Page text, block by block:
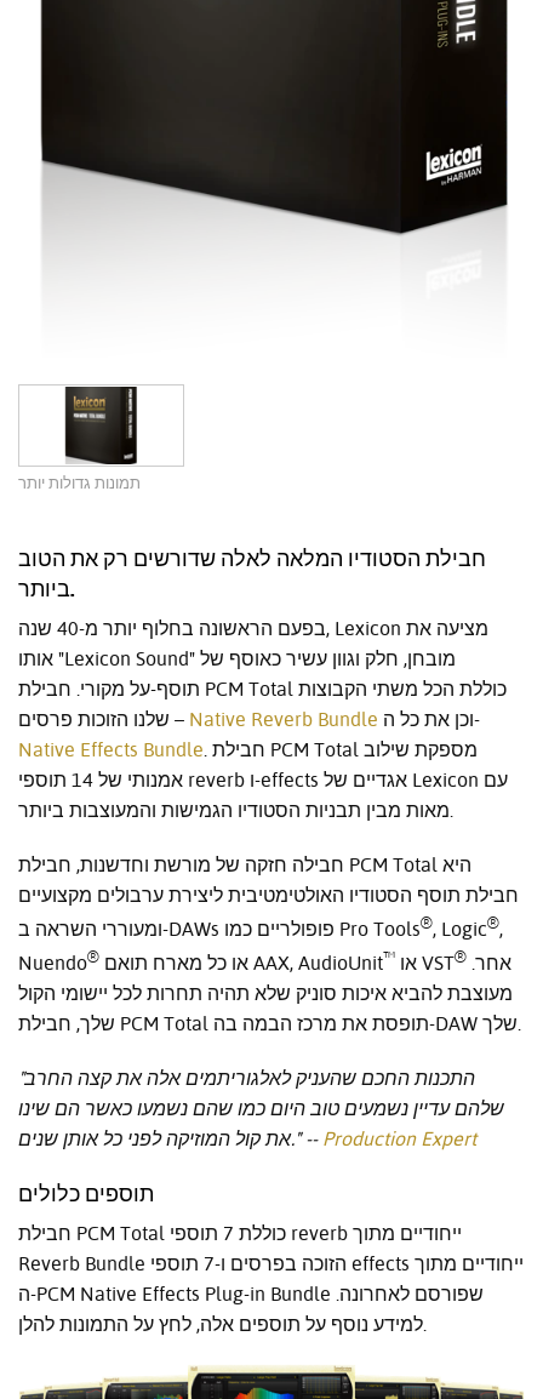
תמונות גדולות יותר
חבילת הסטודיו המלאה לאלה שדורשים רק את הטוב
ביותר.
בפעם הראשונה בחלוף יותר מ-40 שנה, Lexicon מציעה את
אותו "Lexicon Sound" מובחן, חלק וגוון עשיר כאוסף של
תוסף-על מקורי. חבילת PCM Total כוללת הכל משתי הקבוצות
שלנו הזוכות פרסים – Native Reverb Bundle
וכן את כל ה-
Native Effects Bundle
אמנותי של 14 תוספי reverb ו-effects אגדיים של Lexicon עם
חבילה חזקה של מורשת וחדשנות, חבילת PCM Total היא
חבילת תוסף הסטודיו האולטימטיבית ליצירת ערבולים מקצועיים
ומעוררי השראה ב-DAWs פופולריים כמו Pro Tools®, Logic®,
Nuendo® או כל מארח תואם AAX, AudioUnit™ או VST®
מעוצבת להביא איכות סוניק שלא תהיה תחרות לכל יישומי הקול
שלך, חבילת PCM Total תופסת את מרכז הבמה בה-DAW שלך.
"התכנות החכם שהעניק לאלגוריתמים אלה את קצה החרב
שלהם עדיין נשמעים טוב היום כמו שהם נשמעו כאשר הם שינו
את קול המוזיקה לפני כל אותן שנים." -- Production Expert
תוספים כלולים
חבילת PCM Total כוללת 7 תוספי reverb ייחודיים מתוך
Reverb Bundle הזוכה בפרסים ו-7 תוספי effects ייחודיים מתוך
ה-PCM Native Effects Plug-in Bundle שפורסם לאחרונה.
למידע נוסף על תוספים אלה, לחץ על התמונות להלן.